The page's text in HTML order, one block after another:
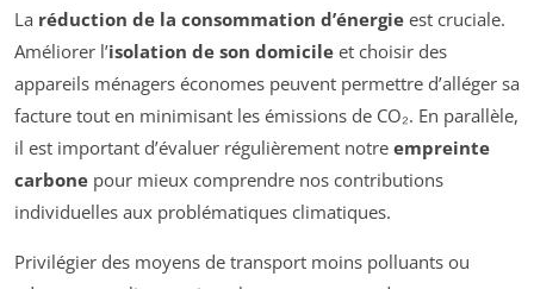
La réduction de la consommation d’énergie est cruciale.
Améliorer l’isolation de son domicile et choisir des
appareils ménagers économes peuvent permettre d’alléger sa
facture tout en minimisant les émissions de CO₂. En parallèle,
il est important d’évaluer régulièrement notre empreinte
carbone pour mieux comprendre nos contributions
individuelles aux problématiques climatiques.
Privilégier des moyens de transport moins polluants ou